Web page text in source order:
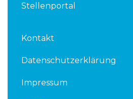
Stellenportal
Kontakt
Datenschutzerklärung
Impressum